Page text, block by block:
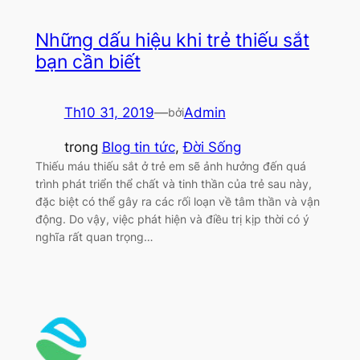
Những dấu hiệu khi trẻ thiếu sắt
bạn cần biết
Th10 31, 2019—bởiAdmin
trong Blog tin tức, Đời Sống
Thiếu máu thiếu sắt ở trẻ em sẽ ảnh hưởng đến quá
trình phát triển thể chất và tinh thần của trẻ sau này,
đặc biệt có thể gây ra các rối loạn về tâm thần và vận
động. Do vậy, việc phát hiện và điều trị kịp thời có ý
nghĩa rất quan trọng…